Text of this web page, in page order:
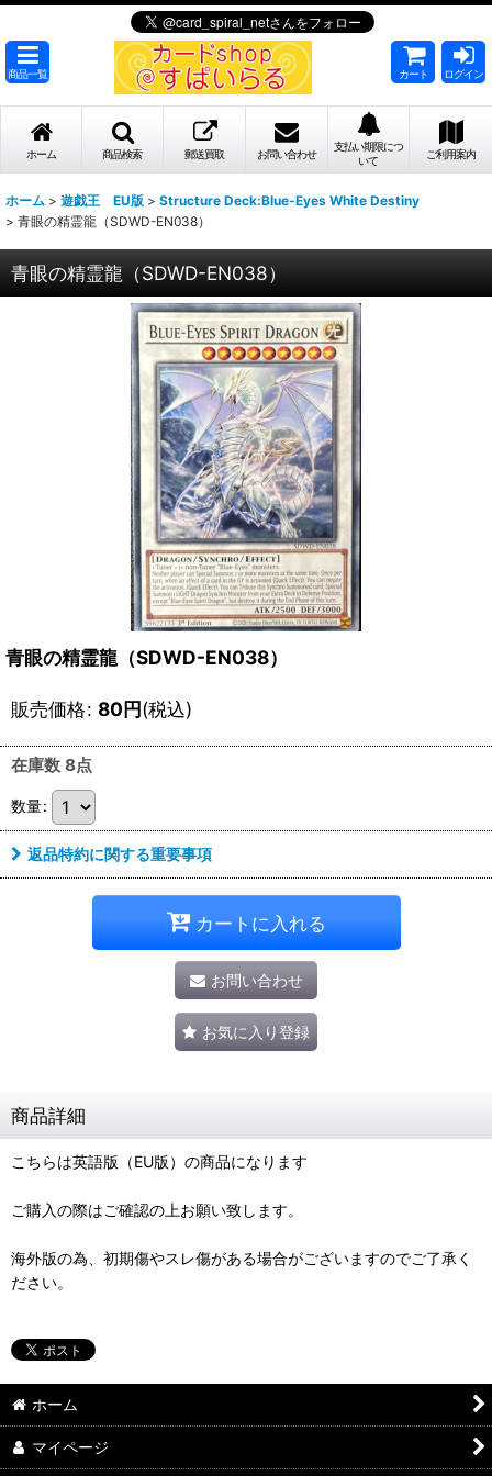
商品一覧 カート ログイン
ホーム 商品検索 郵送買取 お問い合わせ
支払い期限につ
いて
ご利用案内
ホーム > 遊戯王 EU版 > Structure Deck:Blue-Eyes White Destiny
> 青眼の精霊龍（SDWD-EN038）
青眼の精霊龍（SDWD-EN038）
青眼の精霊龍（SDWD-EN038）
販売価格: 80円(税込)
在庫数 8点
数量:
返品特約に関する重要事項
カートに入れる
お問い合わせ
お気に入り登録
商品詳細
こちらは英語版（EU版）の商品になります
ご購入の際はご確認の上お願い致します。
海外版の為、初期傷やスレ傷がある場合がございますのでご了承く
ださい。
ホーム
マイページ